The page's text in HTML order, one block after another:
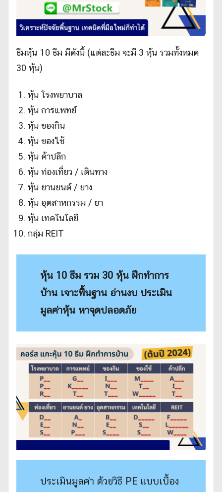
ธีมหุ้น 10 ธีม มีดังนี้ (แต่ละธีม จะมี 3 หุ้น รวมทั้งหมด
30 หุ้น)
หุ้น โรงพยาบาล
หุ้น การแพทย์
หุ้น ของกิน
หุ้น ของใช้
หุ้น ค้าปลีก
หุ้น ท่องเที่ยว / เดินทาง
หุ้น ยานยนต์ / ยาง
หุ้น อุตสาหกรรม / ยา
หุ้น เทคโนโลยี
กลุ่ม REIT
หุ้น 10 ธีม รวม 30 หุ้น ฝึกทำการ
บ้าน เจาะพื้นฐาน อ่านงบ ประเมิน
มูลค่าหุ้น หาจุดปลอดภัย
ประเมินมูลค่า ด้วยวิธี PE แบบเบื้อง